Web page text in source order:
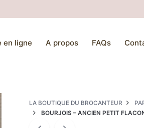
en ligne A propos FAQs
LA BOUTIQUE DU BROCANTEUR
BOURJOIS – ANCIEN PETIT